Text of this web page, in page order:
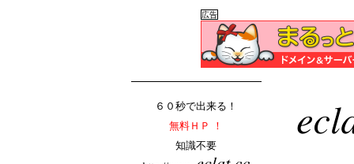
広告
６０秒で出来る！
無料ＨＰ ！
知識不要